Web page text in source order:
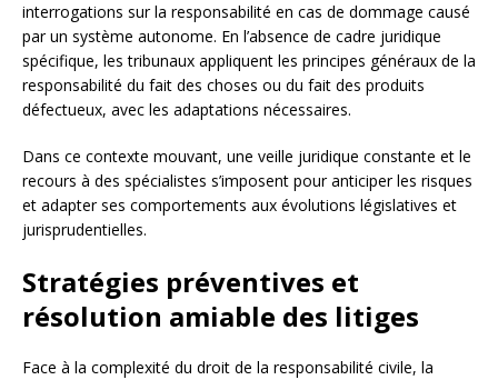
interrogations sur la responsabilité en cas de dommage causé
par un système autonome. En l’absence de cadre juridique
spécifique, les tribunaux appliquent les principes généraux de la
responsabilité du fait des choses ou du fait des produits
défectueux, avec les adaptations nécessaires.
Dans ce contexte mouvant, une veille juridique constante et le
recours à des spécialistes s’imposent pour anticiper les risques
et adapter ses comportements aux évolutions législatives et
jurisprudentielles.
Stratégies préventives et
résolution amiable des litiges
Face à la complexité du droit de la responsabilité civile, la